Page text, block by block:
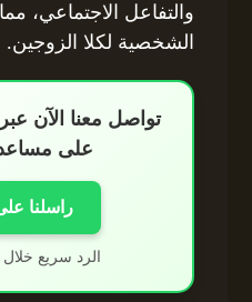
والتفاعل الاجتماعي،
الشخصية لكلا الزوجين.
تواصل معنا الآن
على
راسلنا
الرد سريع